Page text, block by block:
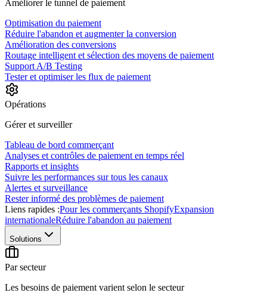
Améliorer le tunnel de paiement
Optimisation du paiement
Réduire l'abandon et augmenter la conversion
Amélioration des conversions
Routage intelligent et sélection des moyens de paiement
Support A/B Testing
Tester et optimiser les flux de paiement
Opérations
Gérer et surveiller
Tableau de bord commerçant
Analyses et contrôles de paiement en temps réel
Rapports et insights
Suivre les performances sur tous les canaux
Alertes et surveillance
Rester informé des problèmes de paiement
Liens rapides :Pour les commerçants ShopifyExpansion
internationaleRéduire l'abandon au paiement
Solutions
Par secteur
Les besoins de paiement varient selon le secteur